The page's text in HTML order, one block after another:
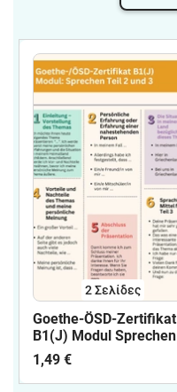
2Σελίδες
Goethe-ÖSD-Zertifikat
B1(J) Modul Sprechen
Teil 2 und 3
1,49 €